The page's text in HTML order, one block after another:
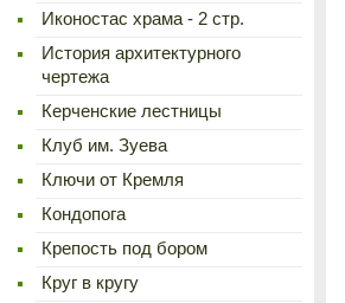
Иконостас храма - 2 стр.
История архитектурного
чертежа
Керченские лестницы
Клуб им. Зуева
Ключи от Кремля
Кондопога
Крепость под бором
Круг в кругу